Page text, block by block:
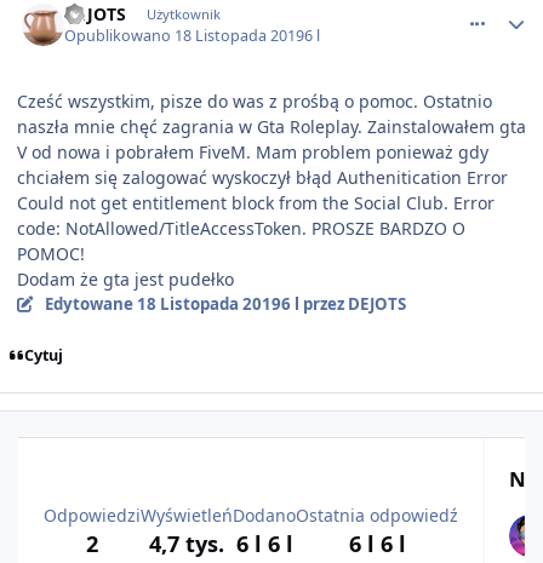
DEJOTS Użytkownik
Opublikowano 18 Listopada 20196 l
Cześć wszystkim, pisze do was z prośbą o pomoc. Ostatnio
naszła mnie chęć zagrania w Gta Roleplay. Zainstalowałem gta
V od nowa i pobrałem FiveM. Mam problem ponieważ gdy
chciałem się zalogować wyskoczył błąd Authenitication Error
Could not get entitlement block from the Social Club. Error
code: NotAllowed/TitleAccessToken. PROSZE BARDZO O
POMOC!
Dodam że gta jest pudełko
Edytowane 18 Listopada 20196 l przez DEJOTS
Cytuj
Odpowiedzi
2
Wyświetleń
4,7 tys.
Dodano
6 l 6 l
Ostatnia odpowiedź
6 l 6 l